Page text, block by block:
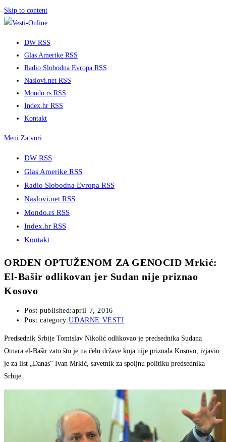
Skip to content
DW RSS
Glas Amerike RSS
Radio Slobodna Evropa RSS
Naslovi.net RSS
Mondo.rs RSS
Index.hr RSS
Kontakt
Meni Zatvori
DW RSS
Glas Amerike RSS
Radio Slobodna Evropa RSS
Naslovi.net RSS
Mondo.rs RSS
Index.hr RSS
Kontakt
ORDEN OPTUŽENOM ZA GENOCID Mrkić:
El-Bašir odlikovan jer Sudan nije priznao
Kosovo
Post published:april 7, 2016
Post category:UDARNE VESTI
Predsednik Srbije Tomislav Nikolić odlikovao je predsednika Sudana
Omara el-Bašir zato što je na čelu države koja nije priznala Kosovo, izjavio
je za list „Danas“ Ivan Mrkić, savetnik za spoljnu politiku predsednika
Srbije.